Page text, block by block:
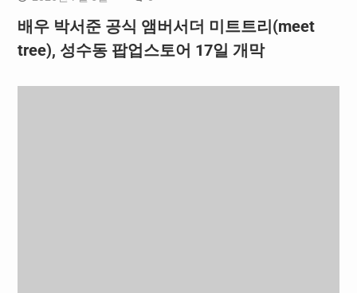
배우 박서준 공식 앰버서더 미트트리(meet
tree), 성수동 팝업스토어 17일 개막